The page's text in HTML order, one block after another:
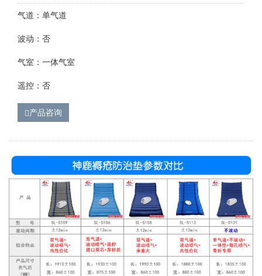
气道：单气道
波动：否
气室：一体气室
遥控：否
产品咨询